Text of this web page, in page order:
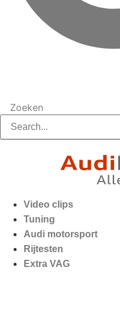
Zoeken
Video clips
Tuning
Audi motorsport
Rijtesten
Extra VAG